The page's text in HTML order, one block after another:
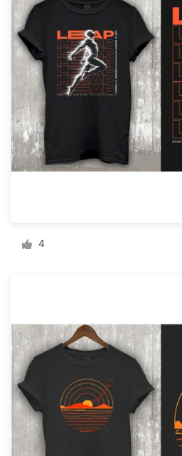
4
Veja inspirações
99designs Studio
99designs Pro
Quero
um
Cartão de visita
Manual de identidade da marca
Pesquisar todas as categorias
Suporte